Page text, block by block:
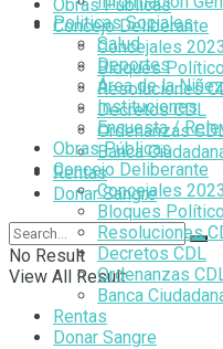
Obras Públicas
Concejo Deliberante
Concejales
Bloques
Resoluciones
Decretos CDL
Ordenanzas
Banca
Rentas
Donar Sangre
No Result
View All Result
Politicas Sociales
Salud
Deportes
Área de la
Instituciones
Encuesta /
Obras Públicas
Concejo Deliberante
Concejales
Bloques
Resoluciones
Decretos CDL
Ordenanzas
Banca
Rentas
Donar Sangre